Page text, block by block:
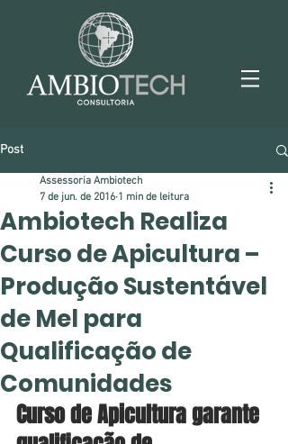
Post
Ambiotech Realiza
Curso de Apicultura –
Produção Sustentável
de Mel para
Qualificação de
Comunidades
Assessoria Ambiotech
7 de jun. de 2016 1 min de leitura
Curso de Apicultura garante